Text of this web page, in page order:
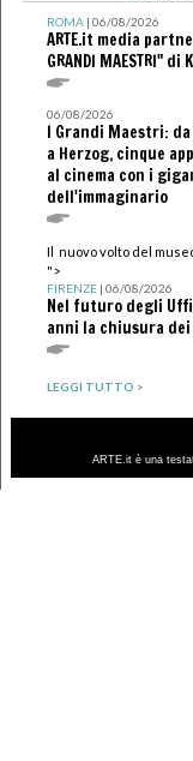
ROMA| 06/08/2026
ARTE.it media
GRANDI MAESTRI" di
06/08/2026
I Grandi Maestri:
a Herzog, cinque
al cinema con i
dell'immaginario
Il nuovo volto del
">
FIRENZE| 06/08/2026
Nel futuro degli
anni la chiusura
LEGGI TUTTO >
ARTE.it è una